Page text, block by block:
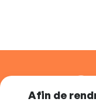
Afin de